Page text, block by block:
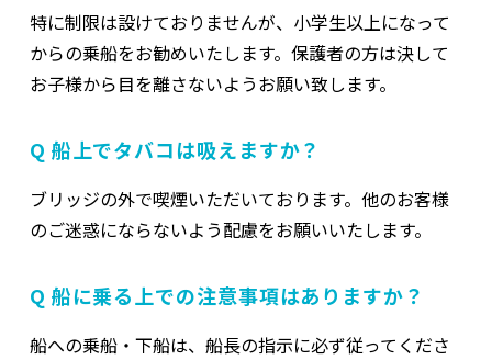
特に制限は設けておりませんが、小学生以上になって
からの乗船をお勧めいたします。保護者の方は決して
お子様から目を離さないようお願い致します。
Q 船上でタバコは吸えますか？
ブリッジの外で喫煙いただいております。他のお客様
のご迷惑にならないよう配慮をお願いいたします。
Q 船に乗る上での注意事項はありますか？
船への乗船・下船は、船長の指示に必ず従ってくださ